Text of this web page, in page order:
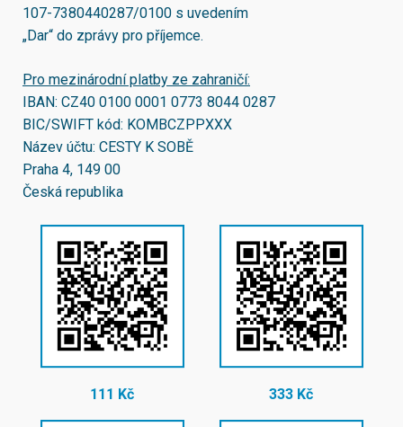
107-7380440287/0100 s uvedením
„Dar“ do zprávy pro příjemce.
Pro mezinárodní platby ze zahraničí:
IBAN: CZ40 0100 0001 0773 8044 0287
BIC/SWIFT kód: KOMBCZPPXXX
Název účtu: CESTY K SOBĚ
Praha 4, 149 00
Česká republika
111 Kč 333 Kč